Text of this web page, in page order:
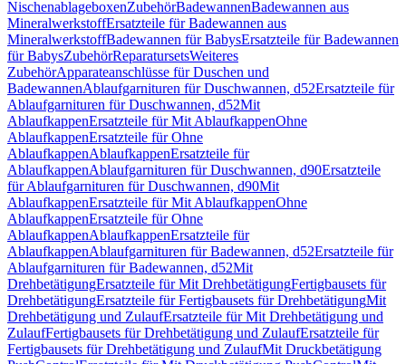
NischenablageboxenZubehörBadewannenBadewannen aus
MineralwerkstoffErsatzteile für Badewannen aus
MineralwerkstoffBadewannen für BabysErsatzteile für Badewannen
für BabysZubehörReparatursetsWeiteres
ZubehörApparateanschlüsse für Duschen und
BadewannenAblaufgarnituren für Duschwannen, d52Ersatzteile für
Ablaufgarnituren für Duschwannen, d52Mit
AblaufkappenErsatzteile für Mit AblaufkappenOhne
AblaufkappenErsatzteile für Ohne
AblaufkappenAblaufkappenErsatzteile für
AblaufkappenAblaufgarnituren für Duschwannen, d90Ersatzteile
für Ablaufgarnituren für Duschwannen, d90Mit
AblaufkappenErsatzteile für Mit AblaufkappenOhne
AblaufkappenErsatzteile für Ohne
AblaufkappenAblaufkappenErsatzteile für
AblaufkappenAblaufgarnituren für Badewannen, d52Ersatzteile für
Ablaufgarnituren für Badewannen, d52Mit
DrehbetätigungErsatzteile für Mit DrehbetätigungFertigbausets für
DrehbetätigungErsatzteile für Fertigbausets für DrehbetätigungMit
Drehbetätigung und ZulaufErsatzteile für Mit Drehbetätigung und
ZulaufFertigbausets für Drehbetätigung und ZulaufErsatzteile für
Fertigbausets für Drehbetätigung und ZulaufMit Druckbetätigung